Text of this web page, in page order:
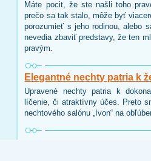
Máte pocit, že ste našli toho
prečo sa tak stalo, môže byť
porozumieť s jeho rodinou, alebo
nevedia zbaviť predstavy, že ten
pravým.
Elegantné nechty patria k
Upravené nechty patria k
líčenie, či atraktívny účes. Preto
nechtového salónu „Ivon“ na